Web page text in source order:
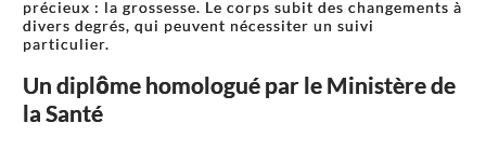
précieux : la grossesse. Le corps subit des changements à
divers degrés, qui peuvent nécessiter un suivi
particulier.
Un diplôme homologué par le Ministère de
la Santé